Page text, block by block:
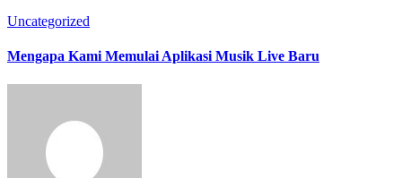
Uncategorized
Mengapa Kami Memulai Aplikasi Musik Live Baru